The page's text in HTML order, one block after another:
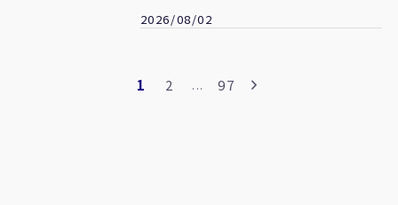
2026/08/02
1 2 ... 97